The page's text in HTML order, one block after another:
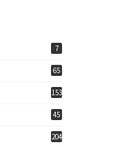
7
65
153
45
204